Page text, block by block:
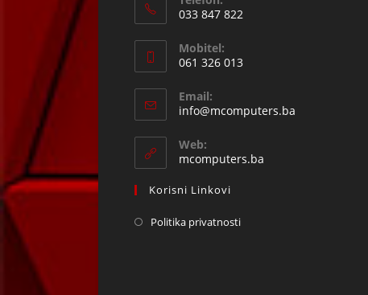
033 847 822
in
your
application
Mobitel:
061 326 013
in
your
application
Email:
info@mcomputers.ba
Web:
mcomputers.ba
Korisni Linkovi
Politika privatnosti